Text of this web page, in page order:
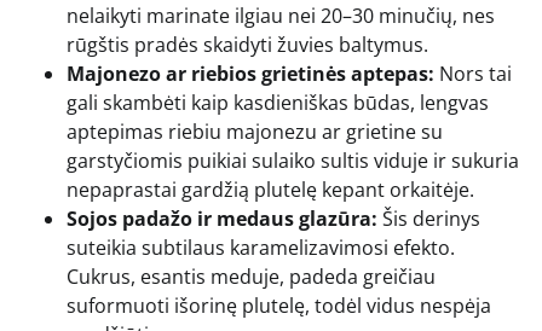
nelaikyti marinate ilgiau nei 20–30 minučių, nes
rūgštis pradės skaidyti žuvies baltymus.
Majonezo ar riebios grietinės aptepas: Nors tai
gali skambėti kaip kasdieniškas būdas, lengvas
aptepimas riebiu majonezu ar grietine su
garstyčiomis puikiai sulaiko sultis viduje ir sukuria
nepaprastai gardžią plutelę kepant orkaitėje.
Sojos padažo ir medaus glazūra: Šis derinys
suteikia subtilaus karamelizavimosi efekto.
Cukrus, esantis meduje, padeda greičiau
suformuoti išorinę plutelę, todėl vidus nespėja